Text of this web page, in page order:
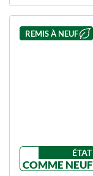
REMIS À NEUF
ÉTAT
COMME NEUF